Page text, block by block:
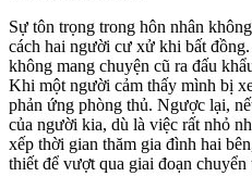
Sự tôn trọng trong hôn nhân
cách hai người cư xử khi bất
không mang chuyện cũ ra đấu
Khi một người cảm thấy mình bị
phản ứng phòng thủ. Ngược lại,
của người kia, dù là việc rất nhỏ
xếp thời gian thăm gia đình hai
thiết để vượt qua giai đoạn chuyển